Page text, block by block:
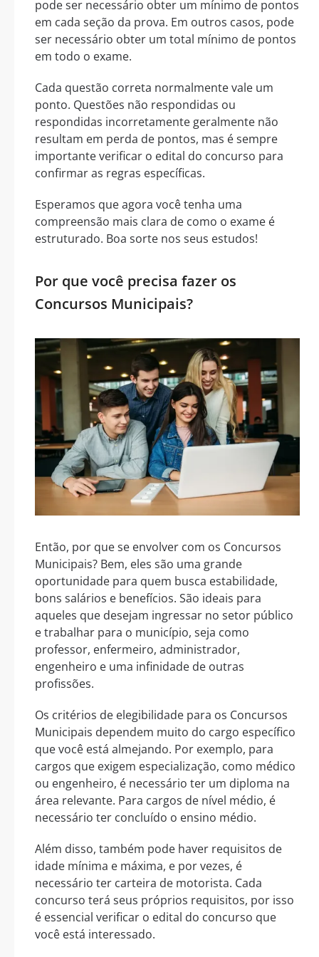
pode ser necessário obter um mínimo de pontos
em cada seção da prova. Em outros casos, pode
ser necessário obter um total mínimo de pontos
em todo o exame.
Cada questão correta normalmente vale um
ponto. Questões não respondidas ou
respondidas incorretamente geralmente não
resultam em perda de pontos, mas é sempre
importante verificar o edital do concurso para
confirmar as regras específicas.
Esperamos que agora você tenha uma
compreensão mais clara de como o exame é
estruturado. Boa sorte nos seus estudos!
Por que você precisa fazer os
Concursos Municipais?
Então, por que se envolver com os Concursos
Municipais? Bem, eles são uma grande
oportunidade para quem busca estabilidade,
bons salários e benefícios. São ideais para
aqueles que desejam ingressar no setor público
e trabalhar para o município, seja como
professor, enfermeiro, administrador,
engenheiro e uma infinidade de outras
profissões.
Os critérios de elegibilidade para os Concursos
Municipais dependem muito do cargo específico
que você está almejando. Por exemplo, para
cargos que exigem especialização, como médico
ou engenheiro, é necessário ter um diploma na
área relevante. Para cargos de nível médio, é
necessário ter concluído o ensino médio.
Além disso, também pode haver requisitos de
idade mínima e máxima, e por vezes, é
necessário ter carteira de motorista. Cada
concurso terá seus próprios requisitos, por isso
é essencial verificar o edital do concurso que
você está interessado.